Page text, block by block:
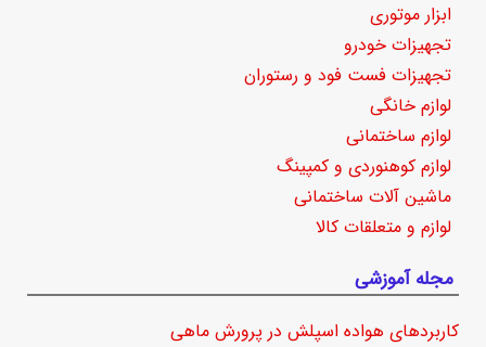
ابزار موتوری
تجهیزات خودرو
تجهیزات فست فود و رستوران
لوازم خانگی
لوازم ساختمانی
لوازم کوهنوردی و کمپینگ
ماشین آلات ساختمانی
لوازم و متعلقات کالا
مجله آموزشی
کاربردهای هواده اسپلش در پرورش ماهی